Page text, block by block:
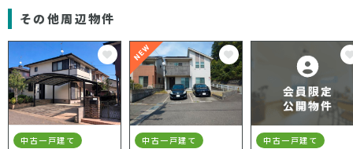
その他周辺物件
中古一戸建て 中古一戸建て 中古一戸建て